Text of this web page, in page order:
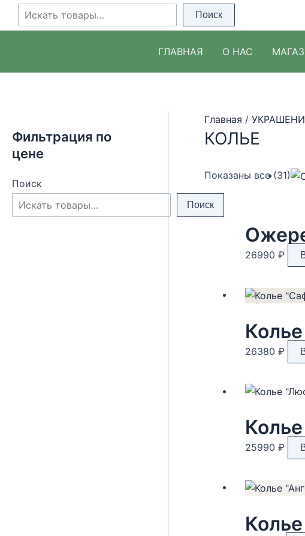
Перейти
Поиск Поиск
ГЛАВНАЯ О НАС
Фильтрация по
цене
Поиск
Поиск
Главная /
КОЛЬЕ
Показаны все (31)
26990 ₽
26380 ₽
25990 ₽